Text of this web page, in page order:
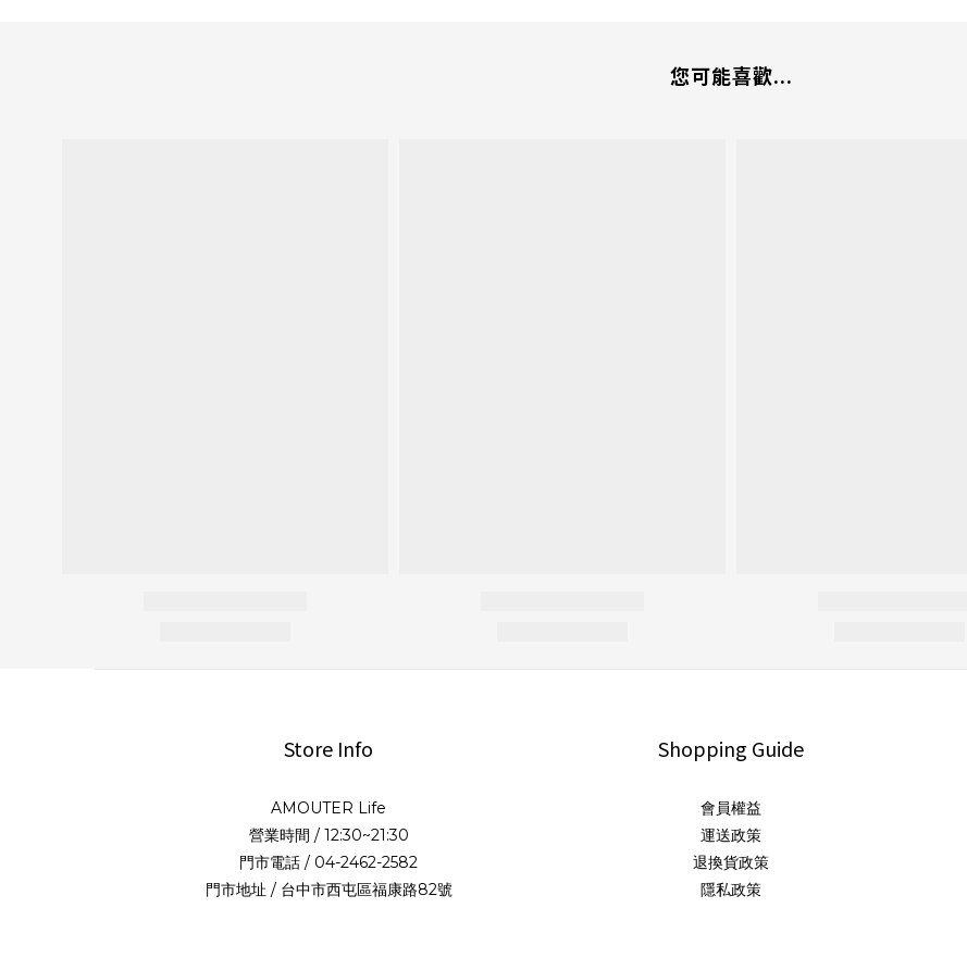
您可能喜歡...
Store Info
AMOUTER Life
營業時間 / 12:30~21:30
門市電話 / 04-2462-2582
門市地址 / 台中市西屯區福康路82號
Shopping Guide
會員權益
運送政策
退換貨政策
隱私政策